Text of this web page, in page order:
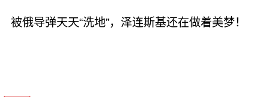
被俄导弹天天“洗地”，泽连斯基还在做着美梦！